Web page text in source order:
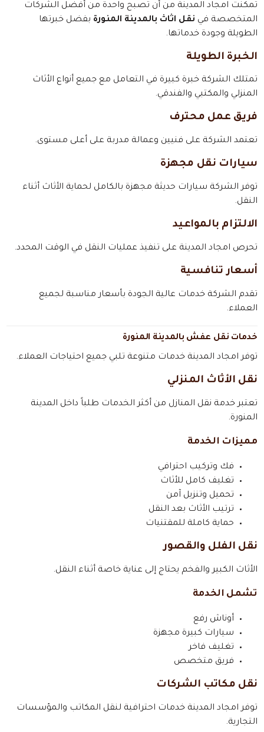
تمكنت امجاد المدينة من أن تصبح واحدة من أفضل الشركات
المتخصصة في نقل اثاث بالمدينة المنورة بفضل خبرتها
الطويلة وجودة خدماتها.
الخبرة الطويلة
تمتلك الشركة خبرة كبيرة في التعامل مع جميع أنواع الأثاث
المنزلي والمكتبي والفندقي.
فريق عمل محترف
تعتمد الشركة على فنيين وعمالة مدربة على أعلى مستوى.
سيارات نقل مجهزة
توفر الشركة سيارات حديثة مجهزة بالكامل لحماية الأثاث أثناء
النقل.
الالتزام بالمواعيد
تحرص امجاد المدينة على تنفيذ عمليات النقل في الوقت المحدد.
أسعار تنافسية
تقدم الشركة خدمات عالية الجودة بأسعار مناسبة لجميع
العملاء.
خدمات نقل عفش بالمدينة المنورة
توفر امجاد المدينة خدمات متنوعة تلبي جميع احتياجات العملاء.
نقل الأثاث المنزلي
تعتبر خدمة نقل المنازل من أكثر الخدمات طلباً داخل المدينة
المنورة.
مميزات الخدمة
فك وتركيب احترافي
تغليف كامل للأثاث
تحميل وتنزيل آمن
ترتيب الأثاث بعد النقل
حماية كاملة للمقتنيات
نقل الفلل والقصور
الأثاث الكبير والفخم يحتاج إلى عناية خاصة أثناء النقل.
تشمل الخدمة
أوناش رفع
سيارات كبيرة مجهزة
تغليف فاخر
فريق متخصص
نقل مكاتب الشركات
توفر امجاد المدينة خدمات احترافية لنقل المكاتب والمؤسسات
التجارية.